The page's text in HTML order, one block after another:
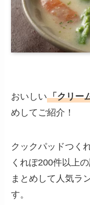
おいしい「クリー
めしてご紹介！
クックパッドつく
くれぽ200件以上
まとめして人気ラ
す。